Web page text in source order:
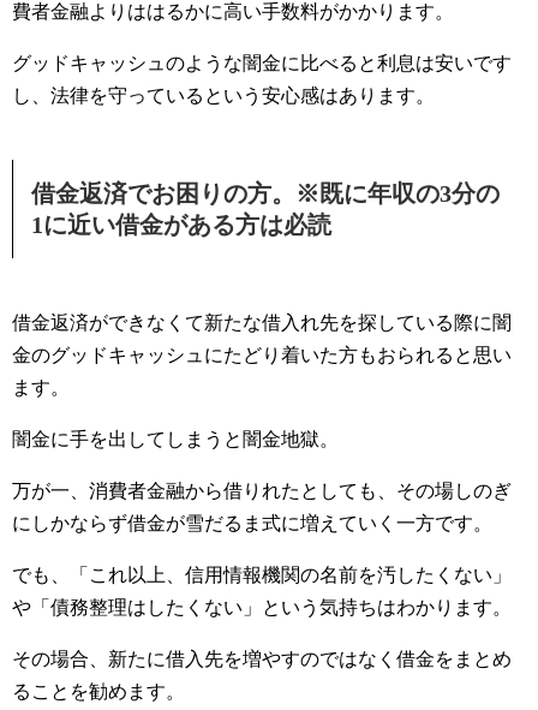
費者金融よりははるかに高い手数料がかかります。
グッドキャッシュのような闇金に比べると利息は安いです
し、法律を守っているという安心感はあります。
借金返済でお困りの方。※既に年収の3分の
1に近い借金がある方は必読
借金返済ができなくて新たな借入れ先を探している際に闇
金のグッドキャッシュにたどり着いた方もおられると思い
ます。
闇金に手を出してしまうと闇金地獄。
万が一、消費者金融から借りれたとしても、その場しのぎ
にしかならず借金が雪だるま式に増えていく一方です。
でも、「これ以上、信用情報機関の名前を汚したくない」
や「債務整理はしたくない」という気持ちはわかります。
その場合、新たに借入先を増やすのではなく借金をまとめ
ることを勧めます。